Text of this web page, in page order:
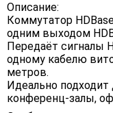
Описание:
Коммутатор
одним выходом
Передаёт сигналы
одному кабелю
метров.
Идеально
конференц-залы,